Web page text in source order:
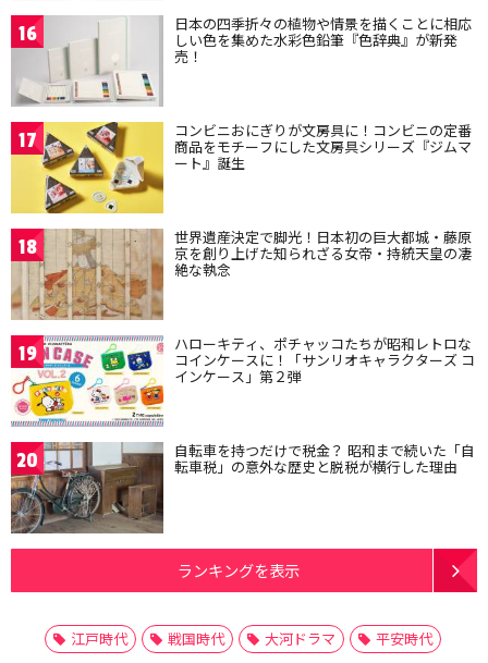
16 日本の四季折々の植物や情景を描くことに相応
しい色を集めた水彩色鉛筆『色辞典』が新発
売！
17 コンビニおにぎりが文房具に！コンビニの定番
商品をモチーフにした文房具シリーズ『ジムマ
ート』誕生
18 世界遺産決定で脚光！日本初の巨大都城・藤原
京を創り上げた知られざる女帝・持統天皇の凄
絶な執念
19 ハローキティ、ポチャッコたちが昭和レトロな
コインケースに！「サンリオキャラクターズ コ
インケース」第２弾
20 自転車を持つだけで税金？ 昭和まで続いた「自
転車税」の意外な歴史と脱税が横行した理由
ランキングを表示
江戸時代 戦国時代 大河ドラマ
平安時代